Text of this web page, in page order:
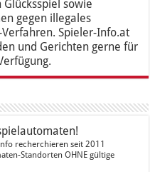
sowie
gegen illegales
Spieler-Info.at
und Gerichten gerne für
recherchieren seit 2011
Standorten OHNE gültige